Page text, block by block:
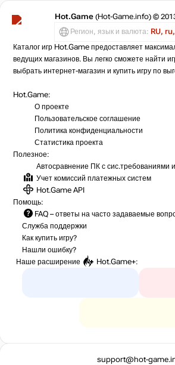
Hot.Game (Hot-Game.info) ©
Регион, язык и валюта: RU,
Каталог игр Hot.Game предоставляет
ведущих магазинов. Вы легко сможете найти
выбрать интернет-магазин и купить игру по
Hot.Game:
О проекте
Пользовательское соглашение
Политика конфиденциальности
Статистика проекта
Полезное:
Автосравнение ПК с сис.требованиями
Учет комиссий платежных систем
Hot.Game API
Помощь:
FAQ – ответы на часто задаваемые
Служба поддержки
Как купить игру?
Нашли ошибку?
Наше расширение
Hot.Game+:
support@hot-